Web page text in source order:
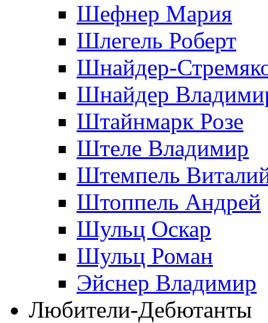
Шефнер Мария
Шлегель Роберт
Шнайдер-
Шнайдер
Штайнмарк Розe
Штеле Владимир
Штемпель
Штоппель Андрей
Шульц Оскар
Шульц Роман
Эйснер Владимир
Любители-Дебютанты